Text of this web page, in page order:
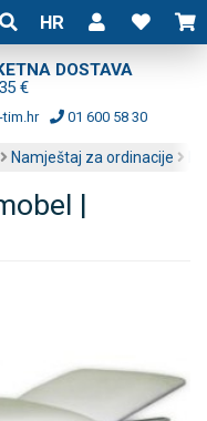
HR
DOSTAVA
€
tim.hr 01 600 58 30
Namještaj za ordinacije
|